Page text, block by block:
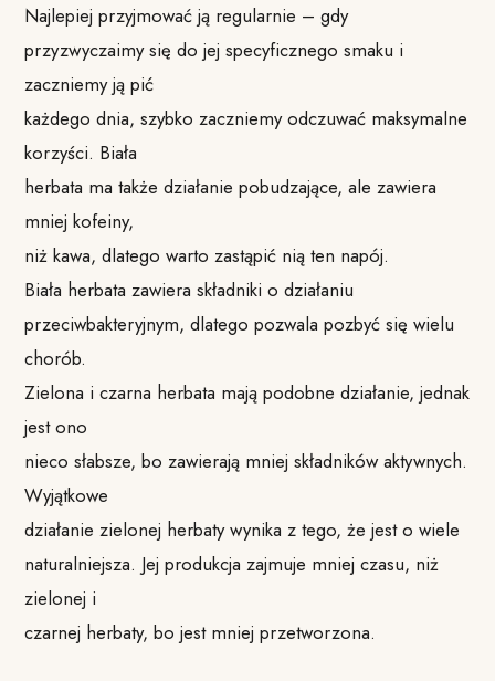
Najlepiej przyjmować ją regularnie – gdy
przyzwyczaimy się do jej specyficznego smaku i
zaczniemy ją pić
każdego dnia, szybko zaczniemy odczuwać maksymalne
korzyści. Biała
herbata ma także działanie pobudzające, ale zawiera
mniej kofeiny,
niż kawa, dlatego warto zastąpić nią ten napój.
Biała herbata zawiera składniki o działaniu
przeciwbakteryjnym, dlatego pozwala pozbyć się wielu
chorób.
Zielona i czarna herbata mają podobne działanie, jednak
jest ono
nieco słabsze, bo zawierają mniej składników aktywnych.
Wyjątkowe
działanie zielonej herbaty wynika z tego, że jest o wiele
naturalniejsza. Jej produkcja zajmuje mniej czasu, niż
zielonej i
czarnej herbaty, bo jest mniej przetworzona.